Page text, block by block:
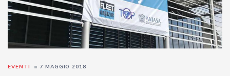
EVENTI 7 MAGGIO 2018